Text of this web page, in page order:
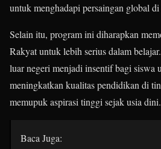
untuk menghadapi persaingan global di
Selain itu, program ini diharapkan
Rakyat untuk lebih serius dalam
luar negeri menjadi insentif bagi siswa
meningkatkan kualitas pendidikan di
memupuk aspirasi tinggi sejak usia dini.
Baca Juga: